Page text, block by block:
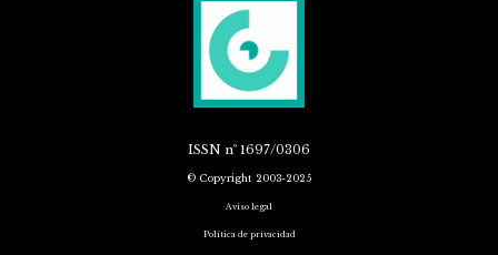
ISSN nº 1697/0306
© Copyright 2003-2025
Aviso legal
Política de privacidad